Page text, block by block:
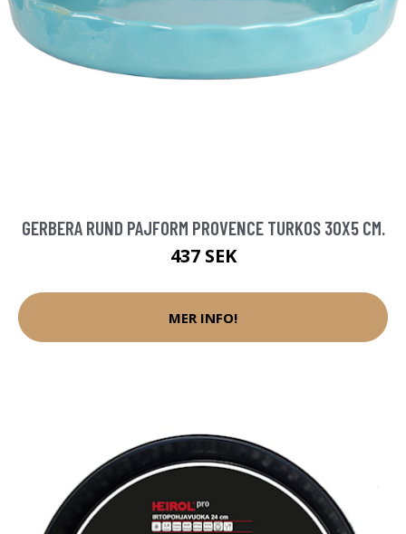
GERBERA RUND PAJFORM PROVENCE TURKOS 30X5 CM.
437 SEK
MER INFO!